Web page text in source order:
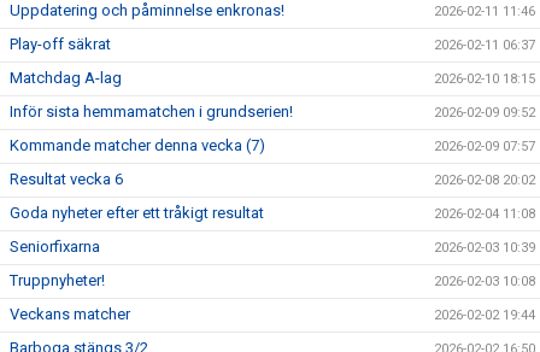
Uppdatering och påminnelse enkronas! 2026-02-11 11:46
Play-off säkrat 2026-02-11 06:37
Matchdag A-lag 2026-02-10 18:15
Inför sista hemmamatchen i grundserien! 2026-02-09 09:52
Kommande matcher denna vecka (7) 2026-02-09 07:57
Resultat vecka 6 2026-02-08 20:02
Goda nyheter efter ett tråkigt resultat 2026-02-04 11:08
Seniorfixarna 2026-02-03 10:39
Truppnyheter! 2026-02-03 10:08
Veckans matcher 2026-02-02 19:44
Barboga stängs 3/2